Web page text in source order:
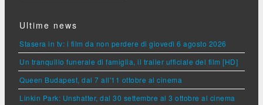
Ultime news
Stasera in tv: i film da non perdere di giovedì 6 agosto 2026
Un tranquillo funerale di famiglia, il trailer ufficiale del film [HD]
Queen Budapest, dal 7 all'11 ottobre al cinema
Linkin Park: Unshatter, dal 30 settembre al 3 ottobre al cinema